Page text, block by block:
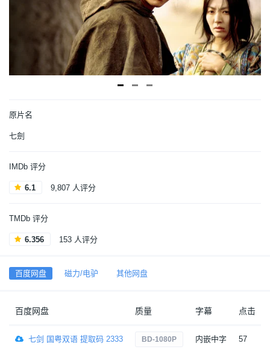
原片名
七劍
IMDb 评分
6.1 9,807 人评分
TMDb 评分
6.356 153 人评分
百度网盘 磁力/电驴 其他网盘
百度网盘 质量 字幕 点击
七剑 国粤双语 提取码 2333 BD-1080P 内嵌中字 57